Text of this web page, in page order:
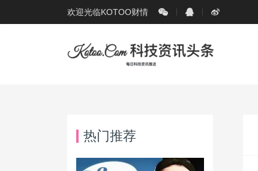
欢迎光临KOTOO财情
热门推荐